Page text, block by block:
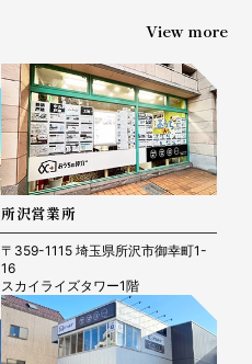
View more
所沢営業所
〒359-1115 埼玉県所沢市御幸町1-
16
スカイライズタワー1階